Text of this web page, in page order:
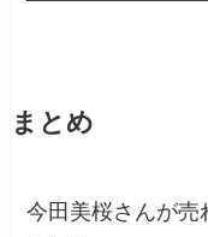
まとめ
今田美桜さんが売